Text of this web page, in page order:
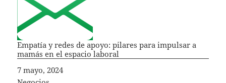
Empatía y redes de apoyo: pilares para impulsar a
mamás en el espacio laboral
Fecha
7 mayo, 2024